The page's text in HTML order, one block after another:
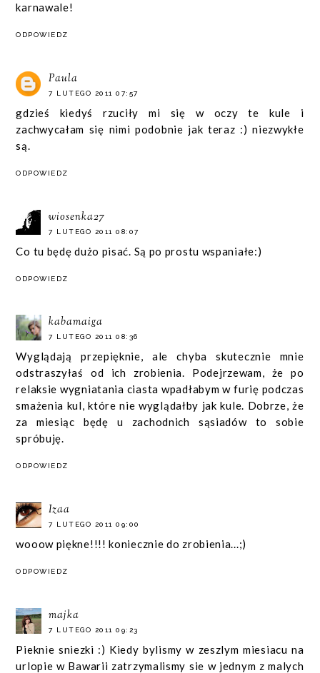
karnawale!
ODPOWIEDZ
Paula
7 LUTEGO 2011 07:57
gdzieś kiedyś rzuciły mi się w oczy te kule i
zachwycałam się nimi podobnie jak teraz :) niezwykłe
są.
ODPOWIEDZ
wiosenka27
7 LUTEGO 2011 08:07
Co tu będę dużo pisać. Są po prostu wspaniałe:)
ODPOWIEDZ
kabamaiga
7 LUTEGO 2011 08:36
Wyglądają przepięknie, ale chyba skutecznie mnie
odstraszyłaś od ich zrobienia. Podejrzewam, że po
relaksie wygniatania ciasta wpadłabym w furię podczas
smażenia kul, które nie wyglądałby jak kule. Dobrze, że
za miesiąc będę u zachodnich sąsiadów to sobie
spróbuję.
ODPOWIEDZ
Izaa
7 LUTEGO 2011 09:00
wooow piękne!!!! koniecznie do zrobienia...;)
ODPOWIEDZ
majka
7 LUTEGO 2011 09:23
Pieknie sniezki :) Kiedy bylismy w zeszlym miesiacu na
urlopie w Bawarii zatrzymalismy sie w jednym z malych